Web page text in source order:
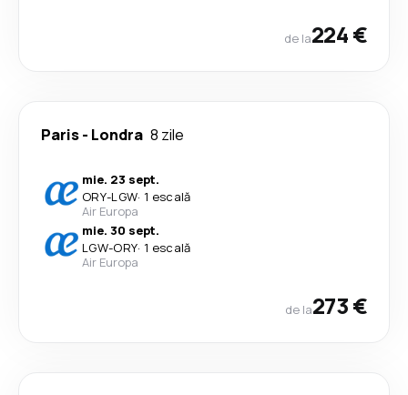
de la224 €
Paris- Londra 8 zile
mie. 23 sept.
ORY-LGW· 1 escală
Air Europa
mie. 30 sept.
LGW-ORY· 1 escală
Air Europa
de la273 €